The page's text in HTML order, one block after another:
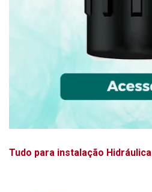
Tudo para instalação Hidráulica